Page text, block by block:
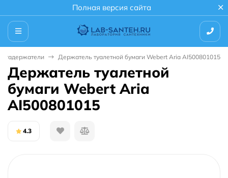
Полная версия сайта
Держатель туалетной бумаги Webert Aria AI500801015
Держатель туалетной
бумаги Webert Aria
AI500801015
4.3